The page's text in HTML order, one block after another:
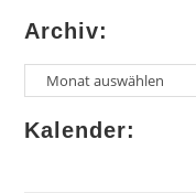
Archiv:
Kalender: